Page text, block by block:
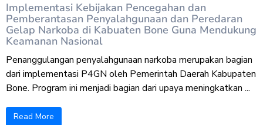
Implementasi Kebijakan Pencegahan dan
Pemberantasan Penyalahgunaan dan Peredaran
Gelap Narkoba di Kabuaten Bone Guna Mendukung
Keamanan Nasional
Penanggulangan penyalahgunaan narkoba merupakan bagian
dari implementasi P4GN oleh Pemerintah Daerah Kabupaten
Bone. Program ini menjadi bagian dari upaya meningkatkan ...
Read More